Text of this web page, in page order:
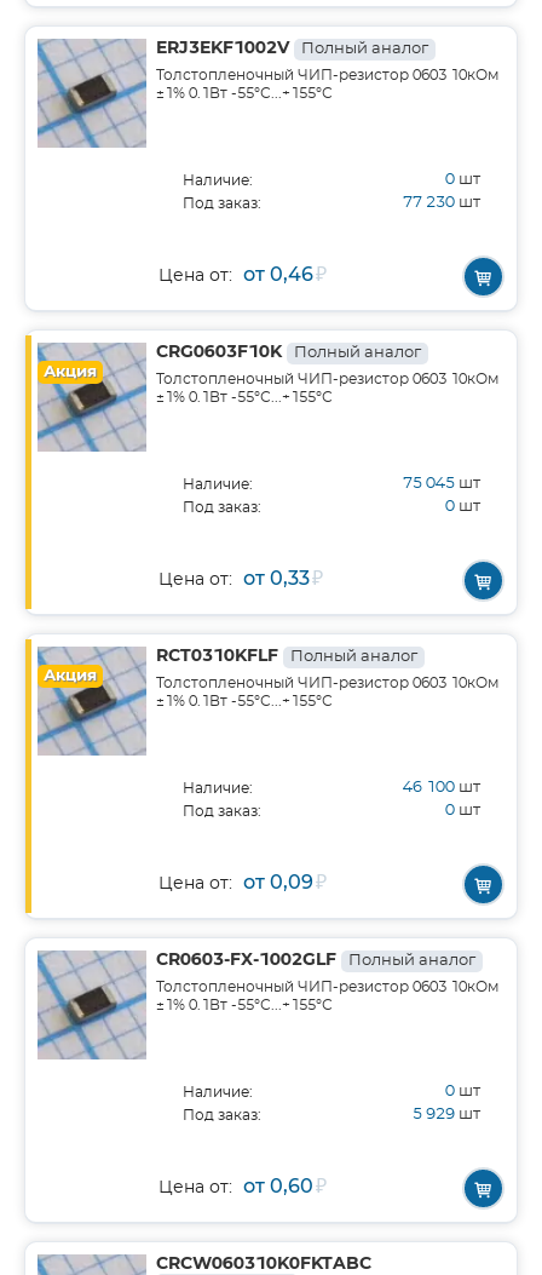
ERJ3EKF1002V Полный аналог
Толстопленочный ЧИП-резистор 0603 10кОм
±1% 0.1Вт -55°С...+155°С
Наличие: 0 шт
Под заказ: 77 230 шт
Цена от: от 0,46₽
Акция
CRG0603F10K Полный аналог
Толстопленочный ЧИП-резистор 0603 10кОм
±1% 0.1Вт -55°С...+155°С
Наличие: 75 045 шт
Под заказ: 0 шт
Цена от: от 0,33₽
Акция
RCT0310KFLF Полный аналог
Толстопленочный ЧИП-резистор 0603 10кОм
±1% 0.1Вт -55°С...+155°С
Наличие: 46 100 шт
Под заказ: 0 шт
Цена от: от 0,09₽
CR0603-FX-1002GLF Полный аналог
Толстопленочный ЧИП-резистор 0603 10кОм
±1% 0.1Вт -55°С...+155°С
Наличие: 0 шт
Под заказ: 5 929 шт
Цена от: от 0,60₽
CRCW060310K0FKTABC